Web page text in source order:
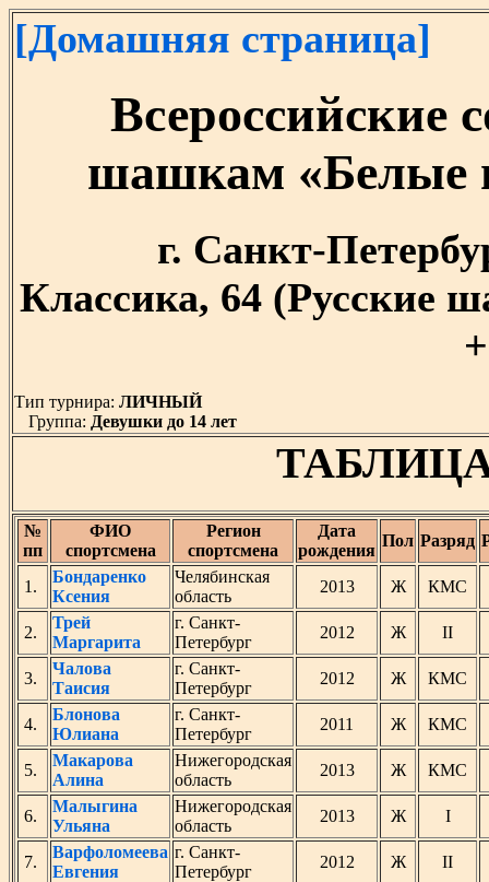
[Домашняя страница]
Всероссийские
шашкам «Белые
г. Санкт-
Классика, 64 (Русские
Тип турнира: ЛИЧНЫЙ
Группа: Девушки до 14 лет
№
пп
ФИО
спортсмена
Регион
спортсмена
Дата
рождения
Пол Разряд
1.
Бондаренко
Ксения
Челябинская
область
2013 Ж КМС
2.
Трей
Маргарита
г. Санкт-
Петербург
2012 Ж II
3.
Чалова
Таисия
г. Санкт-
Петербург
2012 Ж КМС
4.
Блонова
Юлиана
г. Санкт-
Петербург
2011 Ж КМС
5.
Макарова
Алина
Нижегородская
область
2013 Ж КМС
6.
Малыгина
Ульяна
Нижегородская
область
2013 Ж I
7.
Варфоломеева
Евгения
г. Санкт-
Петербург
2012 Ж II